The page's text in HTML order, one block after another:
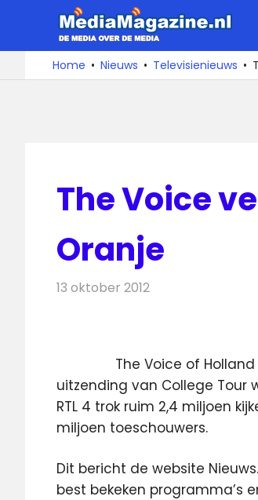
de
De
media
over
Home Nieuws Televisienieuws
The Voice
Oranje
13 oktober 2012
The Voice of
uitzending van College Tour
RTL 4 trok ruim 2,4 miljoen
miljoen toeschouwers.
Dit bericht de website
best bekeken programma’s